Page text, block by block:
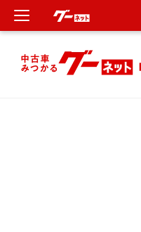
新車